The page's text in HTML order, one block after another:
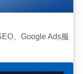
、Google Ads服